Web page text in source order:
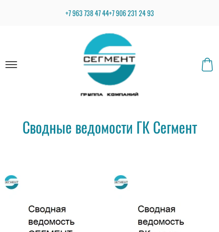
+7 963 738 47 44+7 906 231 24 93
Сводные ведомости ГК Сегмент